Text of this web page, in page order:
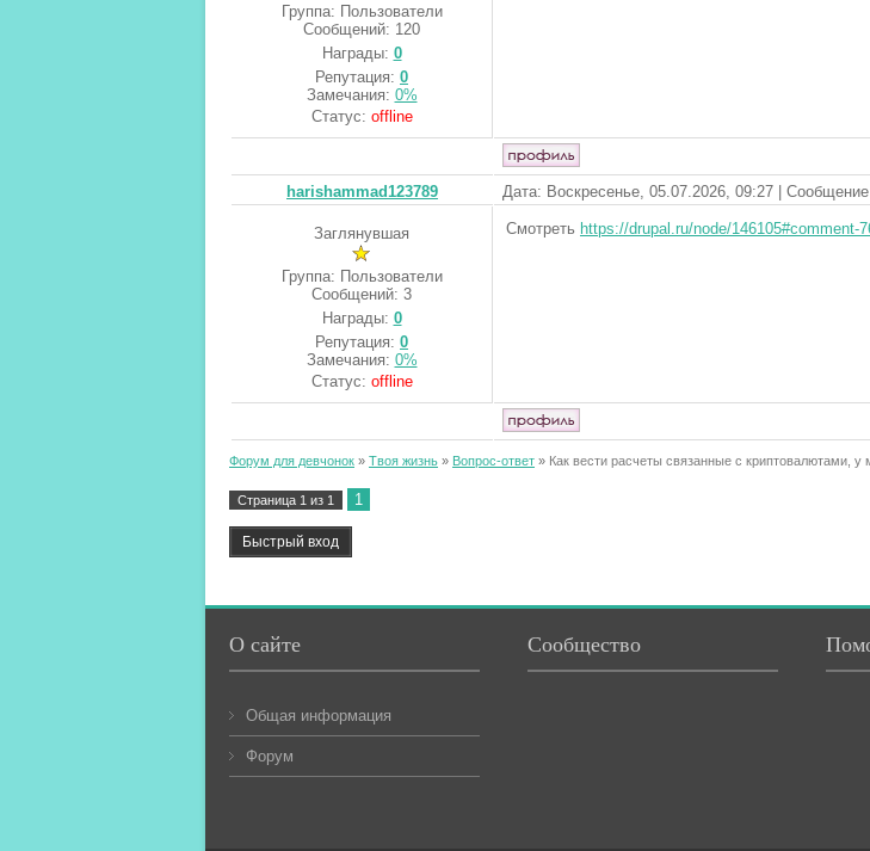
Группа: Пользователи
Сообщений: 120
Награды: 0
Репутация: 0
Замечания: 0%
Статус: offline
harishammad123789 Дата: Воскресенье, 05.07.2026, 09:27 |
Заглянувшая
Группа: Пользователи
Сообщений: 3
Награды: 0
Репутация: 0
Замечания: 0%
Статус: offline
Смотреть https://drupal.ru/node/146105#comment-
Форум для девчонок » Твоя жизнь » Вопрос-ответ » Как вести расчеты связанные с криптовалютами, у
Страница 1 из 1 1
О сайте
Общая информация
Форум
Сообщество